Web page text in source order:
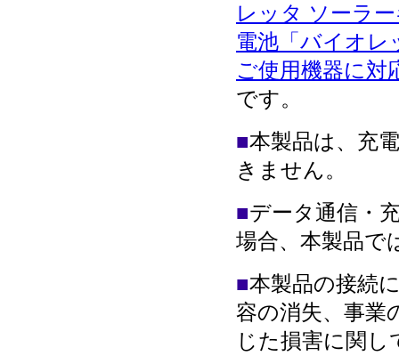
レッタ ソーラ
電池「バイオレ
ご使用機器に対
です。
■本製品は、充
きません。
■データ通信・
場合、本製品で
■本製品の接続
容の消失、事業
じた損害に関